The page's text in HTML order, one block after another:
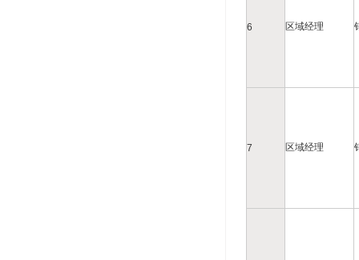
6 区域经理
7 区域经理